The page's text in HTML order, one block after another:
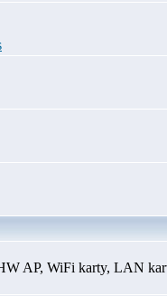
AP, WiFi karty, LAN